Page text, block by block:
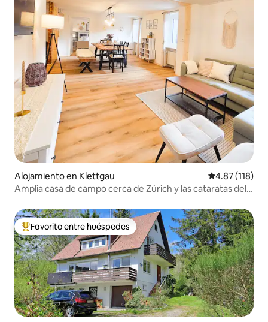
Alojamiento en Klettgau Calificación
4.87 (118)
Amplia casa de campo cerca de Zúrich y las cataratas del
Favorito entre huéspedes preferido
Favorito entre huéspedes